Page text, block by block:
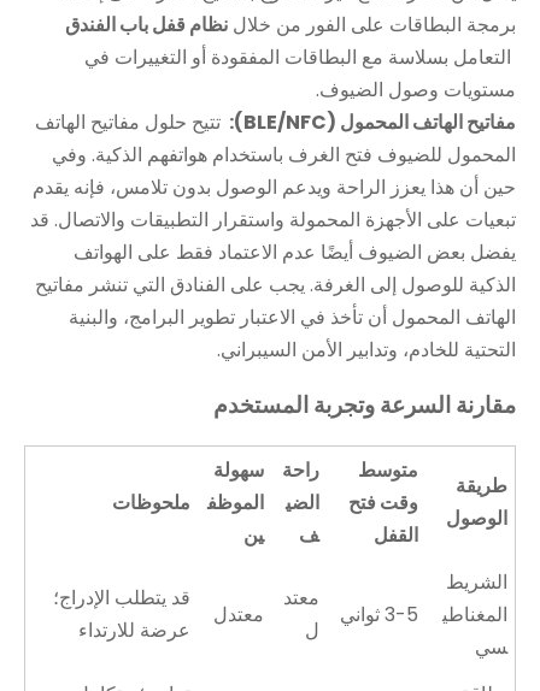
برمجة البطاقات على الفور من خلال نظام قفل باب الفندق
التعامل بسلاسة مع البطاقات المفقودة أو التغييرات في
مستويات وصول الضيوف.
مفاتيح الهاتف المحمول (BLE/NFC):
تتيح حلول مفاتيح الهاتف
المحمول للضيوف فتح الغرف باستخدام هواتفهم الذكية. وفي
حين أن هذا يعزز الراحة ويدعم الوصول بدون تلامس، فإنه يقدم
تبعيات على الأجهزة المحمولة واستقرار التطبيقات والاتصال. قد
يفضل بعض الضيوف أيضًا عدم الاعتماد فقط على الهواتف
الذكية للوصول إلى الغرفة. يجب على الفنادق التي تنشر مفاتيح
الهاتف المحمول أن تأخذ في الاعتبار تطوير البرامج، والبنية
التحتية للخادم، وتدابير الأمن السيبراني.
مقارنة السرعة وتجربة المستخدم
طريقة
الوصول
متوسط ​​
وقت فتح
القفل
راحة
الضي
ف
سهولة
الموظف
ين
ملحوظات
الشريط
المغناطي
سي
3-5 ثواني
معتد
ل
معتدل
قد يتطلب الإدراج؛
عرضة للارتداء